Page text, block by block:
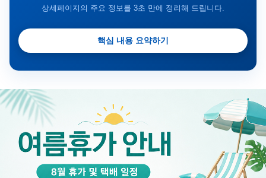
상세페이지의 주요 정보를 3초 만에 정리해 드립니다.
핵심 내용 요약하기
반품, 교환 시
배송
시작 후 환불이 불가